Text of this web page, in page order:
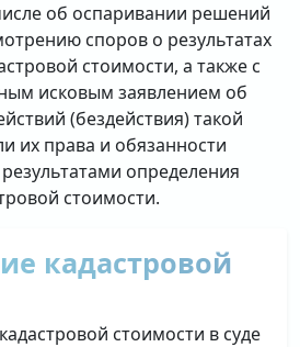
об оспаривании решений
споров о результатах
стоимости, а также с
исковым заявлением об
(бездействия) такой
их права и обязанности
определения
стоимости.
кадастровой
стоимости в суде